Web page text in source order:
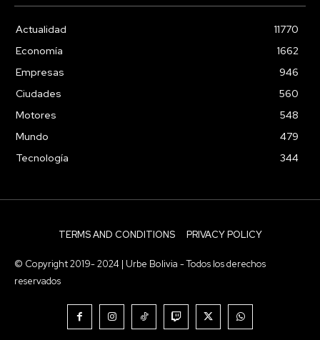
Actualidad
11770
Economía
1662
Empresas
946
Ciudades
560
Motores
548
Mundo
479
Tecnología
344
TERMS AND CONDITIONS PRIVACY POLICY
© Copyright 2019- 2024 | Urbe Bolivia - Todos los derechos
reservados